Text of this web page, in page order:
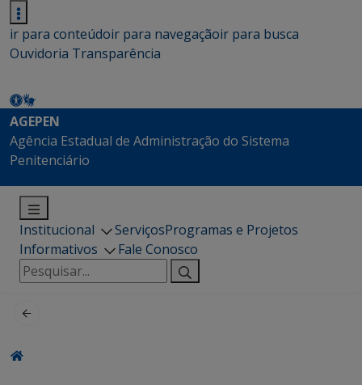
ir para conteúdoir para navegaçãoir para busca
Ouvidoria Transparência
AGEPEN
Agência Estadual de Administração do Sistema
Penitenciário
Institucional ServiçosProgramas e Projetos
Informativos
Fale Conosco
Pesquisar
por: